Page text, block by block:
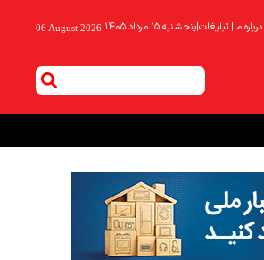
درباره ما| تبلیغات|پنجشنبه ۱۵ مرداد ۱۴۰۵ |
06 August 2026